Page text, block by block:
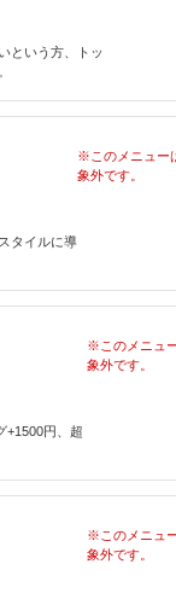
という方、トッ
タイルに導
※このメニュー
象外です。
+1500円、超
※このメニュ
象外です。
※このメニュ
象外です。